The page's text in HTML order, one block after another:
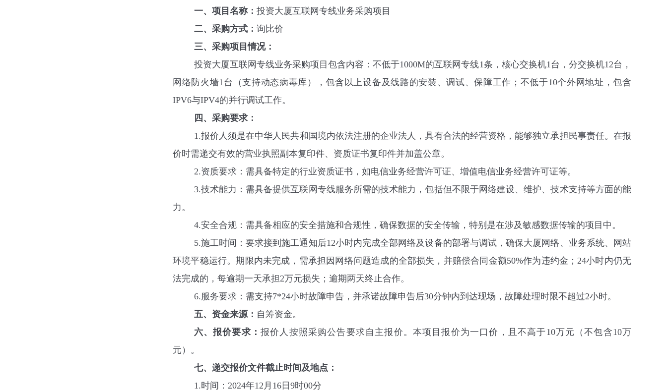
一、项目名称： 投资大厦互联网专线业务采购项目
二、采购方式： 询 比价
三、采购项目情况：
投资大厦互联网专线业务采购项目包含内容：不低于1000M的互联网专线1条，核心交换机1台，分交换机12台，
网络防火墙1台 （支持动态病毒库） ，包含以上设备及线路的安装、调试、保障工作；不低于10个外网地址，包含
IPV6与IPV4的并行调试工作。
四、采购要求：
1.报价人须是在中华人民共和国境内依法注册的企业法人，具有合法的经营资格，能够独立承担民事责任。 在报
价时需递交有效的营业执照副本复印件、资质证书复印件并加盖公章。
2.资质要求：需具备特定的行业资质证书，如电信业务经营许可证、增值电信业务经营许可证等。
3.技术能力：需具备提供互联网专线服务所需的技术能力，包括但不限于网络建设、维护、技术支持等方面的能
力。
4.安全合规：需具备相应的安全措施和合规性，确保数据的安全传输，特别是在涉及敏感数据传输的项目中。
5.施工时间：要求接到施工通知后12小时内完成全部网络及设备的部署与调试，确保大厦网络、业务系统、网站
环境平稳运行。期限内未完成，需承担因网络问题造成的全部损失，并赔偿合同金额50%作为违约金；24小时内仍无
法完成的，每逾期一天承担2万元损失；逾期两天终止合作。
6.服务要求：需支持7*24小时故障申告，并承诺故障申告后30分钟内到达现场，故障处理时限不超过2小时。
五、资金来源： 自筹资金。
六、报价要求： 报价人按照采购公告要求自主报价。本项目报价为一口价，且不高于10万元 （不包含10万
元） 。
七、递交报价文件截止时间及地点：
1.时间： 2024年12 月 16日 9时00分